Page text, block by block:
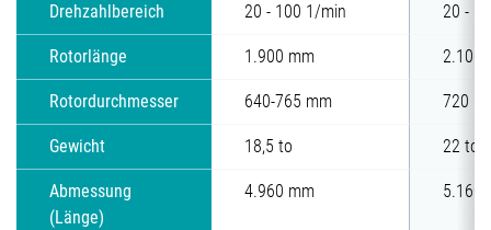
Drehzahlbereich 20 - 100 1/min 20 -
Rotorlänge 1.900 mm 2.100
Rotordurchmesser 640-765 mm 720
Gewicht 18,5 to 22 to
Abmessung
(Länge)
4.960 mm 5.160